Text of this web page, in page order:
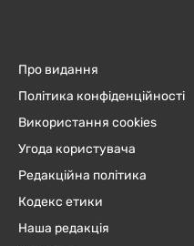
Про видання
Політика конфіденційності
Використання cookies
Угода користувача
Редакційна політика
Кодекс етики
Наша редакція